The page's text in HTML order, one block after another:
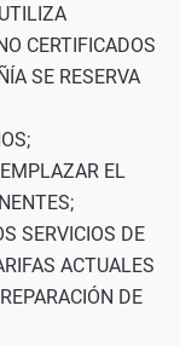
CERTIFICADOS
SE RESERVA
EL
SERVICIOS DE
ACTUALES
DE